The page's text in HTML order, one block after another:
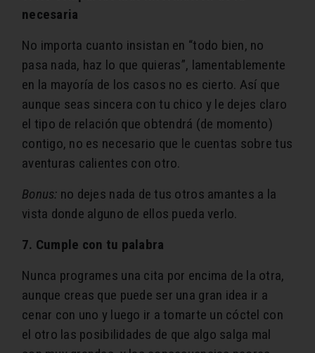
necesaria
No importa cuanto insistan en “todo bien, no
pasa nada, haz lo que quieras”, lamentablemente
en la mayoría de los casos no es cierto. Así que
aunque seas sincera con tu chico y le dejes claro
el tipo de relación que obtendrá (de momento)
contigo, no es necesario que le cuentas sobre tus
aventuras calientes con otro.
Bonus: no dejes nada de tus otros amantes a la
vista donde alguno de ellos pueda verlo.
7. Cumple con tu palabra
Nunca programes una cita por encima de la otra,
aunque creas que puede ser una gran idea ir a
cenar con uno y luego ir a tomarte un cóctel con
el otro las posibilidades de que algo salga mal